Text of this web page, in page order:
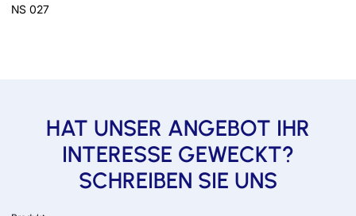
NS 027
HAT UNSER ANGEBOT IHR
INTERESSE GEWECKT?
SCHREIBEN SIE UNS